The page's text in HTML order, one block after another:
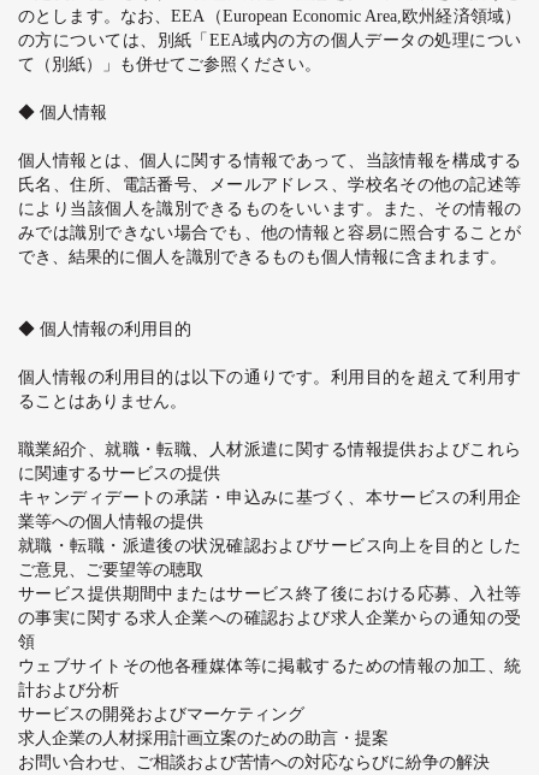
のとします。なお、EEA （European Economic Area,欧州経済領域）
の方については、別紙「 EEA域内の方の個人データの処理につい
て（別紙）」も併せてご参照ください。
◆ 個人情報
個人情報とは、個人に関する情報であって、当該情報を構成する
氏名、住所、電話番号、メールアドレス、学校名その他の記述等
により当該個人を識別できるものをいいます。また、その情報の
みでは識別できない場合でも、他の情報と容易に照合することが
でき、結果的に個人を識別できるものも個人情報に含まれます。
◆ 個人情報の利用目的
個人情報の利用目的は以下の通りです。利用目的を超えて利用す
ることはありません。
職業紹介、就職・転職、人材派遣に関する情報提供およびこれら
に関連するサービスの提供
キャンディデートの承諾・申込みに基づく、本サービスの利用企
業等への個人情報の提供
就職・転職・派遣後の状況確認およびサービス向上を目的とした
ご意見、ご要望等の聴取
サービス提供期間中またはサービス終了後における応募、入社等
の事実に関する求人企業への確認および求人企業からの通知の受
領
ウェブサイトその他各種媒体等に掲載するための情報の加工、統
計および分析
サービスの開発およびマーケティング
求人企業の人材採用計画立案のための助言・提案
お問い合わせ、ご相談および苦情への対応ならびに紛争の解決